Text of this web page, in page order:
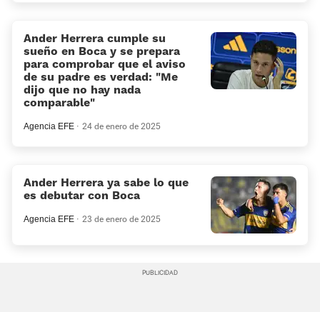
Ander Herrera cumple su
sueño en Boca y se prepara
para comprobar que el aviso
de su padre es verdad: "Me
dijo que no hay nada
comparable"
Agencia EFE 24 de enero de 2025
Ander Herrera ya sabe lo que
es debutar con Boca
Agencia EFE 23 de enero de 2025